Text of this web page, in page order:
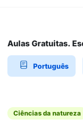
Aulas Gratuitas.
Português
Ciências da natureza